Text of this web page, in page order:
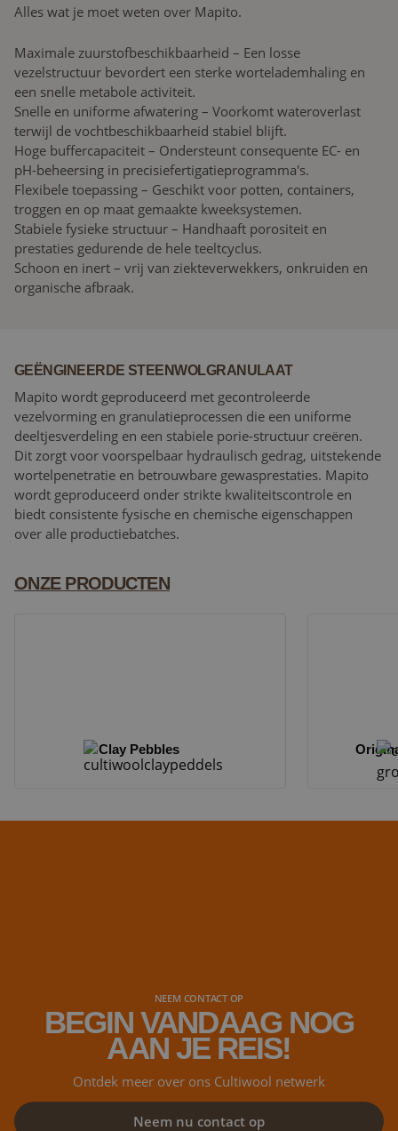
Alles wat je moet weten over Mapito.
Maximale zuurstofbeschikbaarheid – Een losse
vezelstructuur bevordert een sterke wortelademhaling en
een snelle metabole activiteit.
Snelle en uniforme afwatering – Voorkomt wateroverlast
terwijl de vochtbeschikbaarheid stabiel blijft.
Hoge buffercapaciteit – Ondersteunt consequente EC- en
pH-beheersing in precisiefertigatieprogramma's.
Flexibele toepassing – Geschikt voor potten, containers,
troggen en op maat gemaakte kweeksystemen.
Stabiele fysieke structuur – Handhaaft porositeit en
prestaties gedurende de hele teeltcyclus.
Schoon en inert – vrij van ziekteverwekkers, onkruiden en
organische afbraak.
GEËNGINEERDE STEENWOLGRANULAAT
Mapito wordt geproduceerd met gecontroleerde
vezelvorming en granulatieprocessen die een uniforme
deeltjesverdeling en een stabiele porie-structuur creëren.
Dit zorgt voor voorspelbaar hydraulisch gedrag, uitstekende
wortelpenetratie en betrouwbare gewasprestaties. Mapito
wordt geproduceerd onder strikte kwaliteitscontrole en
biedt consistente fysische en chemische eigenschappen
over alle productiebatches.
ONZE PRODUCTEN
Clay Pebbles
NEEM CONTACT OP
BEGIN VANDAAG NOG
AAN JE REIS!
Ontdek meer over ons Cultiwool netwerk
Neem nu contact op